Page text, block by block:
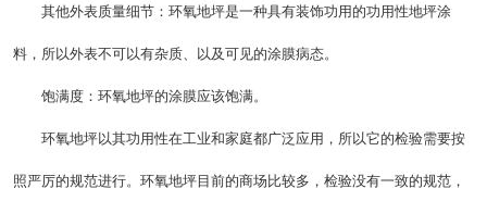
其他外表质量细节：环氧地坪是一种具有装饰功用的功用性地坪涂
料，所以外表不可以有杂质、以及可见的涂膜病态。
饱满度：环氧地坪的涂膜应该饱满。
环氧地坪以其功用性在工业和家庭都广泛应用，所以它的检验需要按
照严厉的规范进行。环氧地坪目前的商场比较多，检验没有一致的规范，